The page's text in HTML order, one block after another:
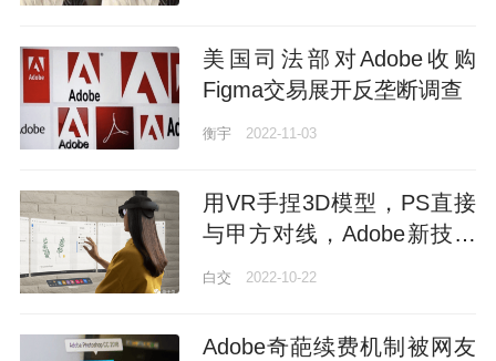
美国司法部对Adobe收购
Figma交易展开反垄断调查
衡宇 2022-11-03
用VR手捏3D模型，PS直接
与甲方对线，Adobe新技术
确实给设计师炫到了
白交 2022-10-22
Adobe奇葩续费机制被网友